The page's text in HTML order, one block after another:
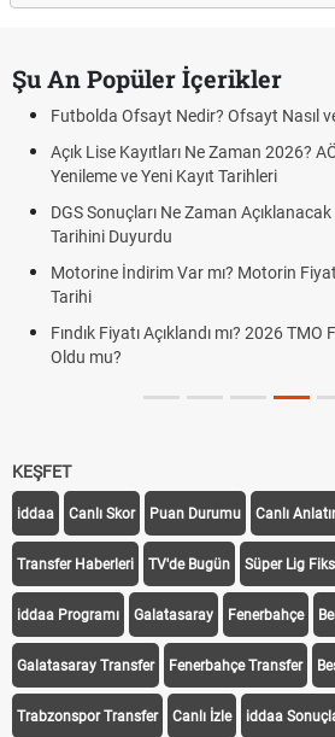
Şu An Popüler İçerikler
Futbolda Ofsayt Nedir? Ofsayt Nasıl
Açık Lise Kayıtları Ne Zaman 2026?
Yenileme ve Yeni Kayıt Tarihleri
DGS Sonuçları Ne Zaman
Tarihini Duyurdu
Motorine İndirim Var mı? Motorin
Tarihi
Fındık Fiyatı Açıklandı mı? 2026 TMO
Oldu mu?
KEŞFET
iddaa Canlı Skor Puan Durumu Canlı
Transfer Haberleri TV'de Bugün Süper Lig
iddaa Programı Galatasaray Fenerbahçe
Galatasaray Transfer Fenerbahçe Transfer
Trabzonspor Transfer Canlı İzle iddaa